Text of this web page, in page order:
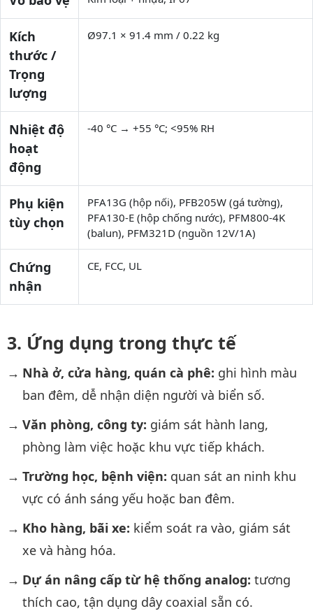
Kích
thước /
Trọng
lượng
Ø97.1 × 91.4 mm / 0.22 kg
Nhiệt độ
hoạt
động
-40 °C → +55 °C; <95% RH
Phụ kiện
tùy chọn
PFA13G (hộp nối), PFB205W (gá tường),
PFA130-E (hộp chống nước), PFM800-4K
(balun), PFM321D (nguồn 12V/1A)
Chứng
nhận
CE, FCC, UL
Ứng dụng trong thực tế
Nhà ở, cửa hàng, quán cà phê: ghi hình màu
ban đêm, dễ nhận diện người và biển số.
Văn phòng, công ty: giám sát hành lang,
phòng làm việc hoặc khu vực tiếp khách.
Trường học, bệnh viện: quan sát an ninh khu
vực có ánh sáng yếu hoặc ban đêm.
Kho hàng, bãi xe: kiểm soát ra vào, giám sát
xe và hàng hóa.
Dự án nâng cấp từ hệ thống analog: tương
thích cao, tận dụng dây coaxial sẵn có.